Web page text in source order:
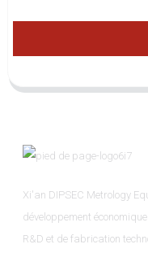
Xi'an DIPSEC Metrology
développement
R&D et de fabrication